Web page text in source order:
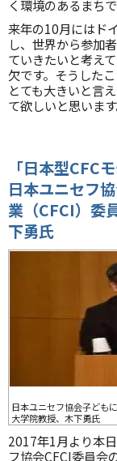
く環境のあるまちで
来年の10月にはド
し、世界から参加
ていきたいと考え
欠です。そうした
とても大きいと言
て欲しいと思います
「日本型CFC
日本ユニセフ
業（CFCI）委
下勇氏
日本ユニセフ協会子ども
大学院教授、木下勇氏
2017年1月より本
フ協会CFCI委員会